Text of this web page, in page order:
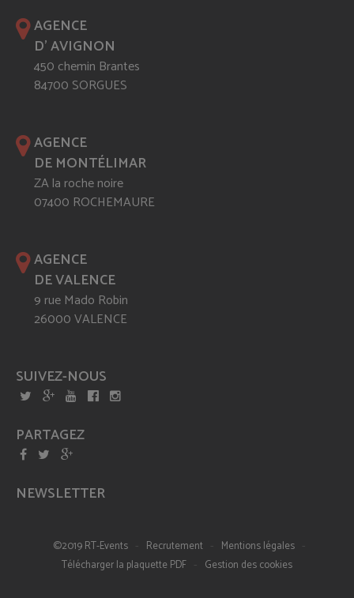
AGENCE
D' AVIGNON
450 chemin Brantes
84700 SORGUES
AGENCE
DE MONTÉLIMAR
ZA la roche noire
07400 ROCHEMAURE
AGENCE
DE VALENCE
9 rue Mado Robin
26000 VALENCE
SUIVEZ-NOUS
PARTAGEZ
NEWSLETTER
©2019 RT-Events - Recrutement - Mentions légales -
Télécharger la plaquette PDF - Gestion des cookies